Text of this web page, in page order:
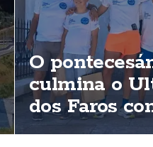
O
culmina o
dos Faros
para